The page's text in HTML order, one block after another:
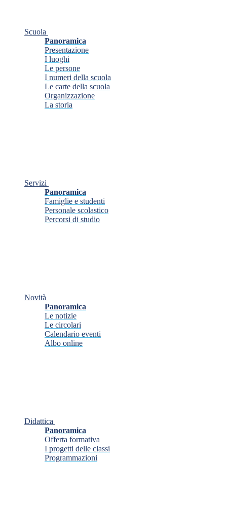
Scuola
Panoramica
Presentazione
I luoghi
Le persone
I numeri della scuola
Le carte della scuola
Organizzazione
La storia
Servizi
Panoramica
Famiglie e studenti
Personale scolastico
Percorsi di studio
Novità
Panoramica
Le notizie
Le circolari
Calendario eventi
Albo online
Didattica
Panoramica
Offerta formativa
I progetti delle classi
Programmazioni